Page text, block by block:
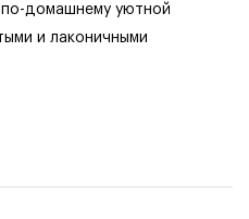
домашнему уютной
и лаконичными